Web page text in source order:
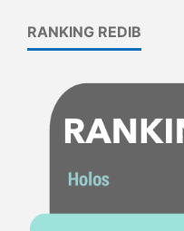
RANKING REDIB